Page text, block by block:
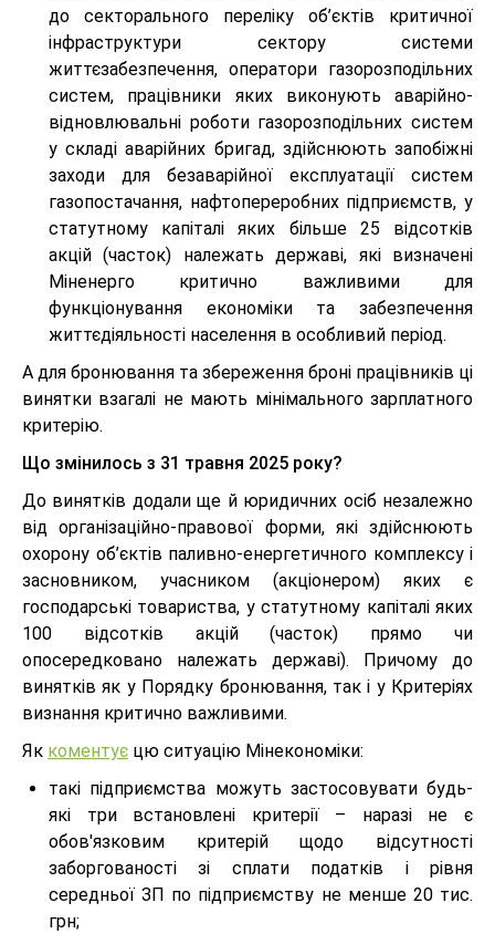
до секторального переліку об’єктів критичної
інфраструктури сектору системи
життєзабезпечення, оператори газорозподільних
систем, працівники яких виконують аварійно-
відновлювальні роботи газорозподільних систем
у складі аварійних бригад, здійснюють запобіжні
заходи для безаварійної експлуатації систем
газопостачання, нафтопереробних підприємств, у
статутному капіталі яких більше 25 відсотків
акцій (часток) належать державі, які визначені
Міненерго критично важливими для
функціонування економіки та забезпечення
життєдіяльності населення в особливий період.
А для бронювання та збереження броні працівників ці
винятки взагалі не мають мінімального зарплатного
критерію.
Що змінилось з 31 травня 2025 року?
До винятків додали ще й юридичних осіб незалежно
від організаційно-правової форми, які здійснюють
охорону об’єктів паливно-енергетичного комплексу і
засновником, учасником (акціонером) яких є
господарські товариства, у статутному капіталі яких
100 відсотків акцій (часток) прямо чи
опосередковано належать державі). Причому до
винятків як у Порядку бронювання, так і у Критеріях
визнання критично важливими.
Як коментує цю ситуацію Мінекономіки:
такі підприємства можуть застосовувати будь-
які три встановлені критерії – наразі не є
обов'язковим критерій щодо відсутності
заборгованості зі сплати податків і рівня
середньої ЗП по підприємству не менше 20 тис.
грн;